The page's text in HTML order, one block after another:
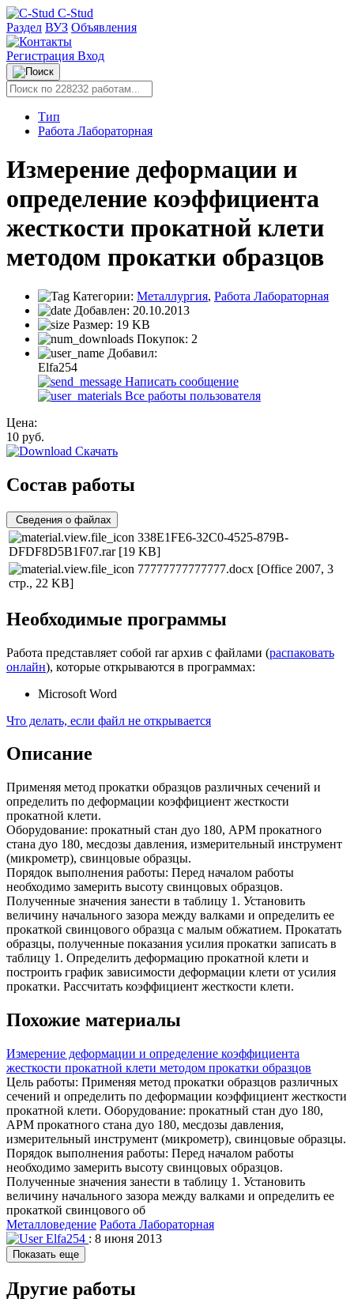
C-Stud
Раздел ВУЗ Объявления
Регистрация Вход
Тип
Работа Лабораторная
Измерение деформации и
определение коэффициента
жесткости прокатной клети
методом прокатки образцов
Категории: Металлургия, Работа Лабораторная
Добавлен: 20.10.2013
Размер: 19 KB
Покупок: 2
Добавил:
Elfa254
Написать сообщение
Все работы пользователя
Цена:
10 руб.
Скачать
Состав работы
Сведения о файлах
338E1FE6-32C0-4525-879B-
DFDF8D5B1F07.rar [19 KB]
77777777777777.docx [Office 2007, 3
стр., 22 KB]
Необходимые программы
Работа представляет собой rar архив с файлами (распаковать
онлайн), которые открываются в программах:
Microsoft Word
Что делать, если файл не открывается
Описание
Применяя метод прокатки образцов различных сечений и
определить по деформации коэффициент жесткости
прокатной клети.
Оборудование: прокатный стан дуо 180, АРМ прокатного
стана дуо 180, месдозы давления, измерительный инструмент
(микрометр), свинцовые образцы.
Порядок выполнения работы: Перед началом работы
необходимо замерить высоту свинцовых образцов.
Полученные значения занести в таблицу 1. Установить
величину начального зазора между валками и определить ее
прокаткой свинцового образца с малым обжатием. Прокатать
образцы, полученные показания усилия прокатки записать в
таблицу 1. Определить деформацию прокатной клети и
построить график зависимости деформации клети от усилия
прокатки. Рассчитать коэффициент жесткости клети.
Похожие материалы
Измерение деформации и определение коэффициента
жесткости прокатной клети методом прокатки образцов
Цель работы: Применяя метод прокатки образцов различных
сечений и определить по деформации коэффициент жесткости
прокатной клети. Оборудование: прокатный стан дуо 180,
АРМ прокатного стана дуо 180, месдозы давления,
измерительный инструмент (микрометр), свинцовые образцы.
Порядок выполнения работы: Перед началом работы
необходимо замерить высоту свинцовых образцов.
Полученные значения занести в таблицу 1. Установить
величину начального зазора между валками и определить ее
прокаткой свинцового об
Металловедение Работа Лабораторная
Elfa254 : 8 июня 2013
Показать еще
Другие работы